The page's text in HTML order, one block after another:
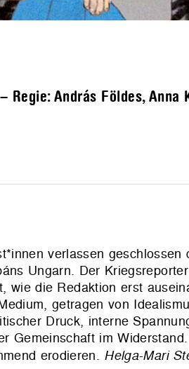
Regie: András Földes, Anna
verlassen geschlossen
Ungarn. Der
wie die Redaktion erst
getragen von
Druck, interne
Gemeinschaft im
erodieren. Helga-Mari